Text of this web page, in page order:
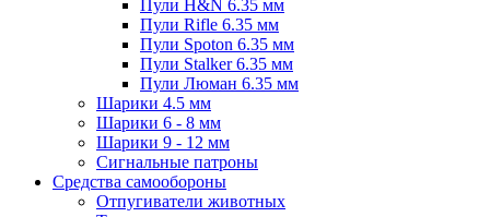
Пули H&N 6.35 мм
Пули Rifle 6.35 мм
Пули Spoton 6.35 мм
Пули Stalker 6.35 мм
Пули Люман 6.35 мм
Шарики 4.5 мм
Шарики 6 - 8 мм
Шарики 9 - 12 мм
Сигнальные патроны
Средства самообороны
Отпугиватели животных